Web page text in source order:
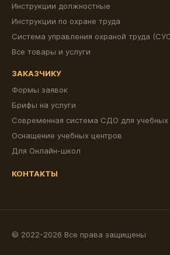
Инструкции должностные
Инструкции по охране труда
Система управления охраной труда
Все товары и услуги
ЗАКАЗЧИКУ
Формы заявок
Брифы на услуги
Современная система СДО для учебных
Оснащение учебных центров
Для Онлайн-школ
КОНТАКТЫ
© 2022-2026 Все права защищены